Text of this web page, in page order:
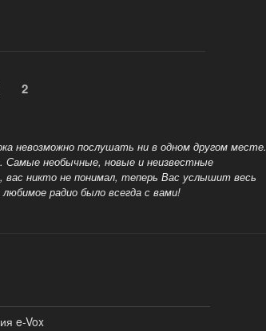
Страница
2
невозможно послушать ни в одном другом месте.
Самые необычные, новые и неизвестные
никто не понимал, теперь Вас услышит весь
радио было всегда с вами!
e-Vox